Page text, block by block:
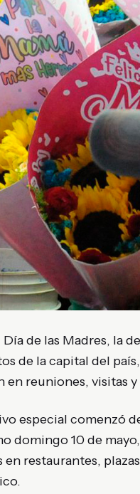
de las Madres, la
de la capital del
reuniones, visitas
especial comenzó
domingo 10 de
restaurantes,
.